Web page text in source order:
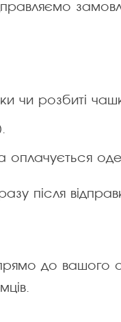
чи розбиті
оплачується
після
до вашого